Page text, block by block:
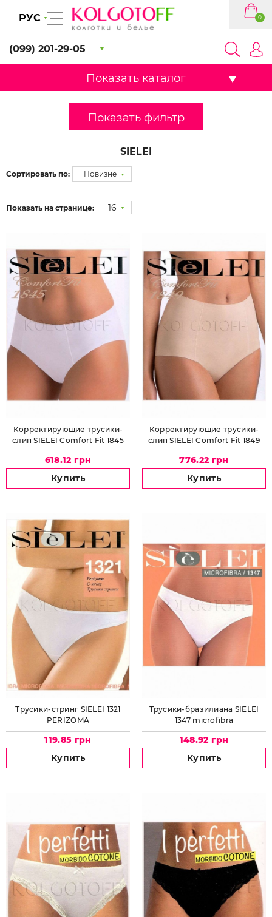
РУС
(099) 201-29-05
0
Показать каталог
Показать фильтр
SIELEI
Сортировать по: Новизне
Показать на странице: 16
Корректирующие трусики-
слип SIELEI Comfort Fit 1845
618.12 грн
Купить
Корректирующие трусики-
слип SIELEI Comfort Fit 1849
776.22 грн
Купить
Трусики-стринг SIELEI 1321
PERIZOMA
119.85 грн
Купить
Трусики-бразилиана SIELEI
1347 microfibra
148.92 грн
Купить